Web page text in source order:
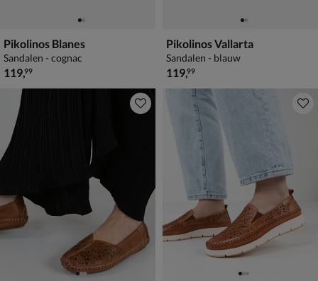
Pikolinos Blanes
Sandalen - cognac
€ 119,99
119,99
Pikolinos Vallarta
Sandalen - blauw
€ 119,99
119,99